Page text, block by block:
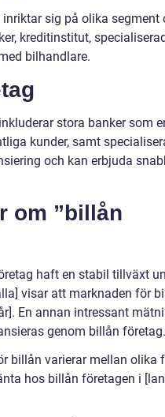
sig på olika segment
kreditinstitut,
bilhandlare.
stora banker som
kunder, samt
och kan erbjuda
om ”billån
haft en stabil tillväxt
visar att marknaden för
En annan intressant
genom billån företag.
billån varierar mellan olika
hos billån företagen i